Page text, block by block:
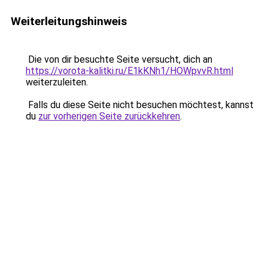
Weiterleitungshinweis
Die von dir besuchte Seite versucht, dich an
https://vorota-kalitki.ru/E1kKNh1/HOWpvvR.html
weiterzuleiten.
Falls du diese Seite nicht besuchen möchtest, kannst
du zur vorherigen Seite zurückkehren.